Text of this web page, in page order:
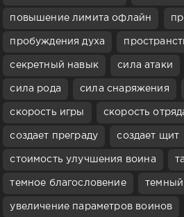
повышение лимита офлайн
пробуждения духа
секретный навык сила атаки
сила рода сила снаряжения
скорость игры скорость
создает преграду создает щит
стоимость улучшения воина
темное благословение темный
увеличение параметров воинов